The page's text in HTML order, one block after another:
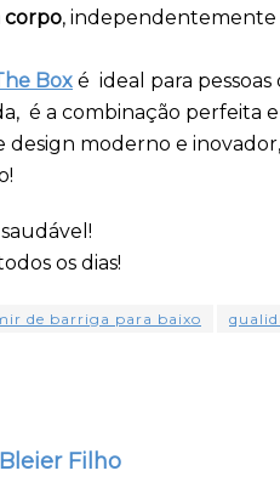
corpo, independentemente
Box é ideal para
é a combinação perfeita
moderno e
os dias!
de barriga para baixo
Filho